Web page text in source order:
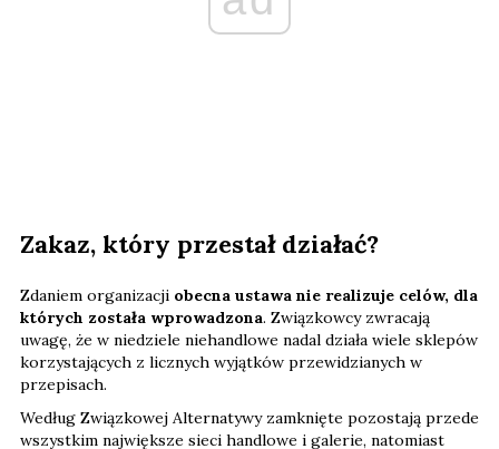
Zakaz, który przestał działać?
Zdaniem organizacji obecna ustawa nie realizuje celów, dla
których została wprowadzona. Związkowcy zwracają
uwagę, że w niedziele niehandlowe nadal działa wiele sklepów
korzystających z licznych wyjątków przewidzianych w
przepisach.
Według Związkowej Alternatywy zamknięte pozostają przede
wszystkim największe sieci handlowe i galerie, natomiast